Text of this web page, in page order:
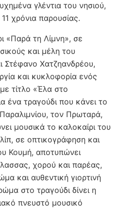
γλέντια του νησιού,
χρόνια παρουσίας.
«Παρά τη Λίμνη», σε
και μέλη του
Στέφανο Χατζηανδρέου,
και κυκλοφορία ενός
τίτλο «Έλα στο
ένα τραγούδι που κάνει το
τον Πρωταρά,
μουσικά το καλοκαίρι του
σε οπτικογράφηση και
Κουμή, αποτυπώνει
χορού και παρέας,
και αυθεντική γιορτινή
στο τραγούδι δίνει η
πνευστό μουσικό